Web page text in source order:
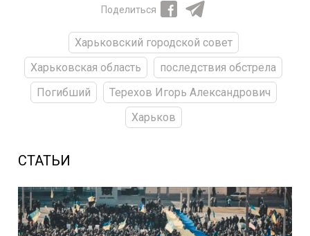
Поделиться
Харьковский городской совет
Харьковская область
последствия обстрела
Погибший
Терехов Игорь Александрович
Харьков
СТАТЬИ